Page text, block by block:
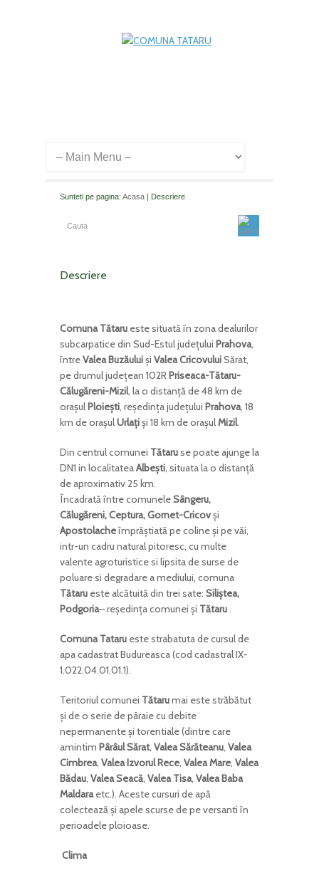
Sunteti pe pagina: Acasa | Descriere
Descriere
Comuna Tătaru este situată în zona dealurilor
subcarpatice din Sud-Estul judeţului Prahova,
întreValea Buzăuluişi Valea CricovuluiSărat,
pe drumul judeţean 102RPriseaca-Tătaru-
Călugăreni-Mizil, la o distanţă de 48 km de
oraşulPloieşti, reşedinţa judeţului Prahova, 18
km de oraşulUrlaţişi 18 km de oraşulMizil.
Din centrul comunei Tătaruse poate ajunge la
DN1 in localitateaAlbeşti, situata la o distanţă
de aproximativ 25 km.
Încadrată între comuneleSângeru,
Călugăreni, Ceptura, Gornet-Cricovşi
Apostolacheîmprăştiată pe coline şi pe văi,
intr-un cadru natural pitoresc, cu multe
valente agroturistice si lipsita de surse de
poluare si degradare a mediului, comuna
Tătaru este alcătuită din trei sate: Siliştea,
Podgoria– reşedinţa comunei şi Tătaru.
Comuna Tataru este strabatuta de cursul de
apa cadastrat Budureasca (cod cadastral IX-
1.022.04.01.01.1).
Teritoriul comunei Tătarumai este străbătut
şi de o serie de pâraie cu debite
nepermanente şi torentiale (dintre care
amintim Pârâul Sărat, Valea Sărăteanu, Valea
Cimbrea, Valea Izvorul Rece, Valea Mare, Valea
Bădau, Valea Seacă, Valea Tisa, Valea Baba
Maldaraetc.). Aceste cursuri de apă
colectează şi apele scurse de pe versanti în
perioadele ploioase.
Clima